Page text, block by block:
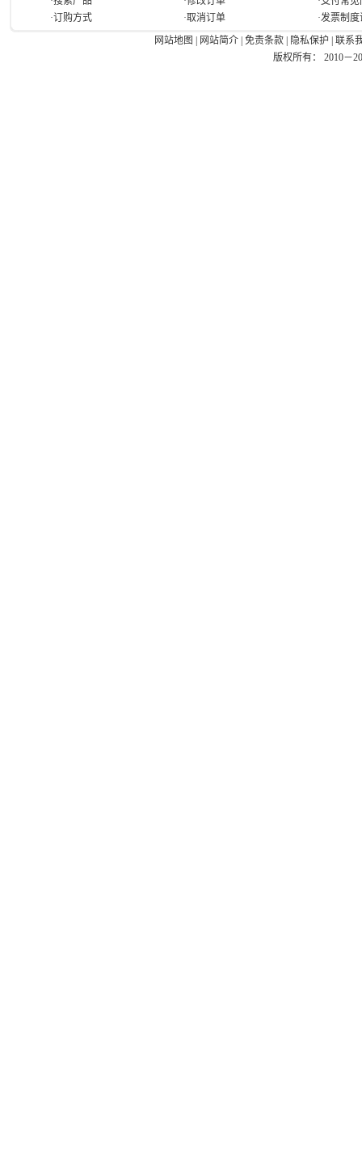
·订购方式
·取消订单
·发票制
网站地图
网站简介 免责条款 隐私保护
联系
版权所有： 2010－